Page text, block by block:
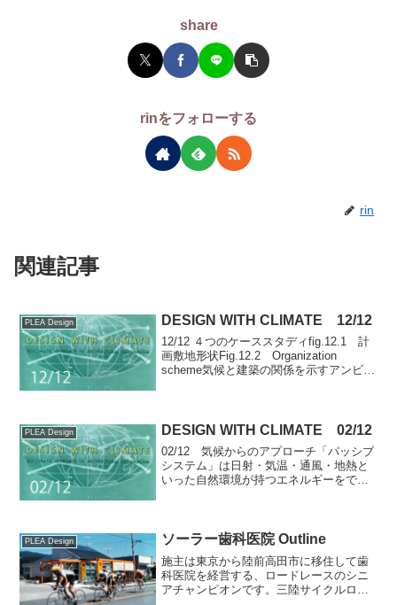
share
rinをフォローする
rin
関連記事
PLEA Design DESIGN WITH CLIMATE 12/12
12/12 ４つのケーススタディfig.12.1 計
画敷地形状Fig.12.2 Organization
scheme気候と建築の関係を示すアンビル
PLEA Design DESIGN WITH CLIMATE 02/12
02/12 気候からのアプローチ「パッシブ
システム」は日射・気温・通風・地熱と
いった自然環境が持つエネルギーをでき
立循環型住宅」のマ...
PLEA Design ソーラー歯科医院 Outline
施主は東京から陸前高田市に移住して歯
科医院を経営する、ロードレースのシニ
アチャンピオンです。三陸サイクルロー